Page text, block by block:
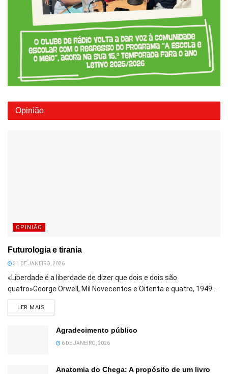
Opinião
OPINIÃO
Futurologia e tirania
31 DE JANEIRO, 2026
«Liberdade é a liberdade de dizer que dois e dois são
quatro»George Orwell, Mil Novecentos e Oitenta e quatro, 1949...
LER MAIS
Agradecimento público
6 DE JANEIRO, 2026
Anatomia do Chega: A propósito de um livro